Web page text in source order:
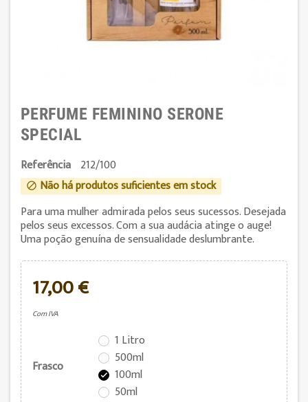
PERFUME FEMININO SERONE
SPECIAL
Referência 212/100
 Não há produtos suficientes em stock
Para uma mulher admirada pelos seus sucessos. Desejada
pelos seus excessos. Com a sua audácia atinge o auge!
Uma poção genuína de sensualidade deslumbrante.
17,00 €
Com IVA
Frasco
1 Litro
500ml

100ml
50ml